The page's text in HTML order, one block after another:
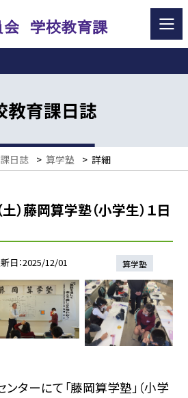
教育課日誌
日誌 > 算学塾 > 詳細
土）藤岡算学塾（小学生）１日
日 2025/12/01 算学塾
ターにて「藤岡算学塾」（小学